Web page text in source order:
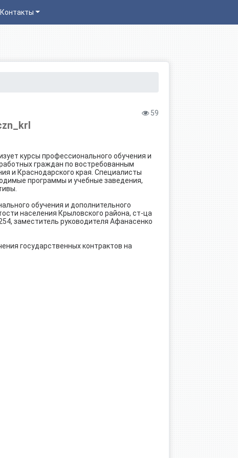
Контакты
59
курсы профессионального обучения и
граждан по востребованным
и Краснодарского края. Специалисты
программы и учебные заведения,
обучения и дополнительного
населения Крыловского района, ст-ца
заместитель руководителя Афанасенко
государственных контрактов на